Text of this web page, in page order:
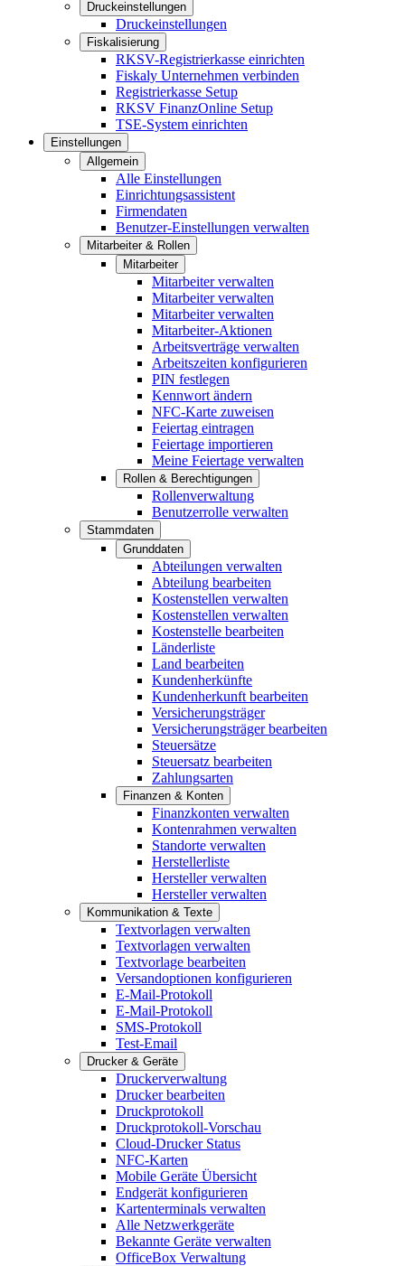
Druckeinstellungen
Druckeinstellungen
Fiskalisierung
RKSV-Registrierkasse einrichten
Fiskaly Unternehmen verbinden
Registrierkasse Setup
RKSV FinanzOnline Setup
TSE-System einrichten
Einstellungen
Allgemein
Alle Einstellungen
Einrichtungsassistent
Firmendaten
Benutzer-Einstellungen verwalten
Mitarbeiter & Rollen
Mitarbeiter
Mitarbeiter verwalten
Mitarbeiter verwalten
Mitarbeiter verwalten
Mitarbeiter-Aktionen
Arbeitsverträge verwalten
Arbeitszeiten konfigurieren
PIN festlegen
Kennwort ändern
NFC-Karte zuweisen
Feiertag eintragen
Feiertage importieren
Meine Feiertage verwalten
Rollen & Berechtigungen
Rollenverwaltung
Benutzerrolle verwalten
Stammdaten
Grunddaten
Abteilungen verwalten
Abteilung bearbeiten
Kostenstellen verwalten
Kostenstellen verwalten
Kostenstelle bearbeiten
Länderliste
Land bearbeiten
Kundenherkünfte
Kundenherkunft bearbeiten
Versicherungsträger
Versicherungsträger bearbeiten
Steuersätze
Steuersatz bearbeiten
Zahlungsarten
Finanzen & Konten
Finanzkonten verwalten
Kontenrahmen verwalten
Standorte verwalten
Herstellerliste
Hersteller verwalten
Hersteller verwalten
Kommunikation & Texte
Textvorlagen verwalten
Textvorlagen verwalten
Textvorlage bearbeiten
Versandoptionen konfigurieren
E-Mail-Protokoll
E-Mail-Protokoll
SMS-Protokoll
Test-Email
Drucker & Geräte
Druckerverwaltung
Drucker bearbeiten
Druckprotokoll
Druckprotokoll-Vorschau
Cloud-Drucker Status
NFC-Karten
Mobile Geräte Übersicht
Endgerät konfigurieren
Kartenterminals verwalten
Alle Netzwerkgeräte
Bekannte Geräte verwalten
OfficeBox Verwaltung